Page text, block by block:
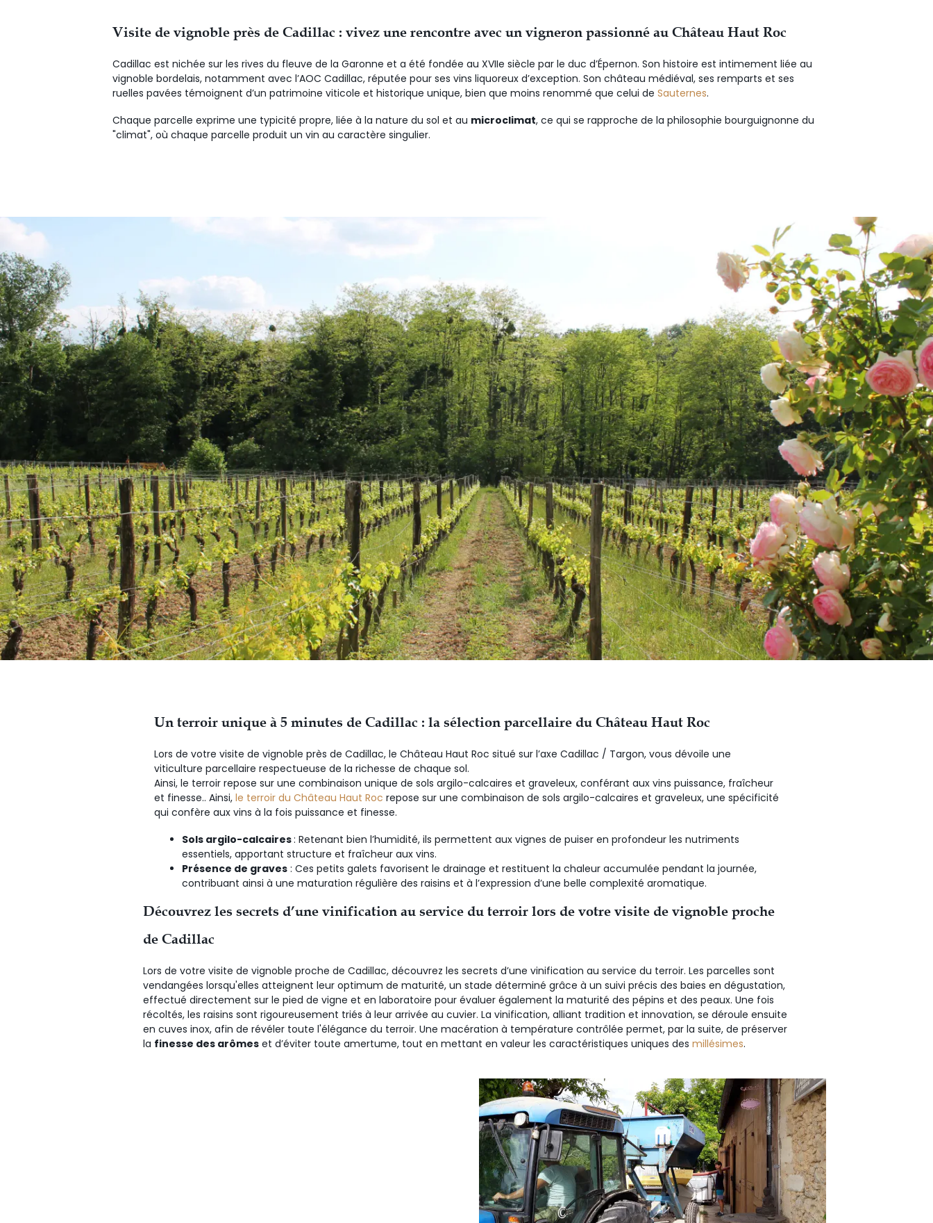
Visite de vignoble près de Cadillac : vivez une rencontre avec un vigneron passionné au Château Haut Roc
Cadillac est nichée sur les rives du fleuve de la Garonne et a été fondée au XVIIe siècle par le duc d’Épernon. Son histoire est intimement liée au
vignoble bordelais, notamment avec l’AOC Cadillac, réputée pour ses vins liquoreux d’exception. Son château médiéval, ses remparts et ses
ruelles pavées témoignent d’un patrimoine viticole et historique unique, bien que moins renommé que celui de Sauternes.
Chaque parcelle exprime une typicité propre, liée à la nature du sol et au microclimat, ce qui se rapproche de la philosophie bourguignonne du
"climat", où chaque parcelle produit un vin au caractère singulier.
Un terroir unique à 5 minutes de Cadillac : la sélection parcellaire du Château Haut Roc
Lors de votre visite de vignoble près de Cadillac, le Château Haut Roc situé sur l’axe Cadillac / Targon, vous dévoile une
viticulture parcellaire respectueuse de la richesse de chaque sol.
Ainsi, le terroir repose sur une combinaison unique de sols argilo-calcaires et graveleux, conférant aux vins puissance, fraîcheur
et finesse.. Ainsi, le terroir du Château Haut Roc repose sur une combinaison de sols argilo-calcaires et graveleux, une spécificité
qui confère aux vins à la fois puissance et finesse.
Sols argilo-calcaires: Retenant bien l’humidité, ils permettent aux vignes de puiser en profondeur les nutriments
essentiels, apportant structure et fraîcheur aux vins.
Présence de graves : Ces petits galets favorisent le drainage et restituent la chaleur accumulée pendant la journée,
contribuant ainsi à une maturation régulière des raisins et à l’expression d’une belle complexité aromatique.
Découvrez les secrets d’une vinification au service du terroir lors de votre visite de vignoble proche
de Cadillac
Lors de votre visite de vignoble proche de Cadillac, découvrez les secrets d’une vinification au service du terroir. Les parcelles sont
vendangées lorsqu'elles atteignent leur optimum de maturité, un stade déterminé grâce à un suivi précis des baies en dégustation,
effectué directement sur le pied de vigne et en laboratoire pour évaluer également la maturité des pépins et des peaux. Une fois
récoltés, les raisins sont rigoureusement triés à leur arrivée au cuvier. La vinification, alliant tradition et innovation, se déroule ensuite
en cuves inox, afin de révéler toute l'élégance du terroir. Une macération à température contrôlée permet, par la suite, de préserver
la finesse des arômes et d’éviter toute amertume, tout en mettant en valeur les caractéristiques uniques des millésimes.